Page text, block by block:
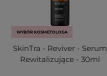
WYBÓR KOSMETOLOGA
SkinTra - Reviver - Serum
Rewitalizujące - 30ml